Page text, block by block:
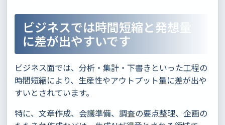
ビジネスでは時間短縮と発想量
に差が出やすいです
ビジネス面では、分析・集計・下書きといった工程の
時間短縮により、生産性やアウトプット量に差が出や
すいとされています。
特に、文章作成、会議準備、調査の要点整理、企画の